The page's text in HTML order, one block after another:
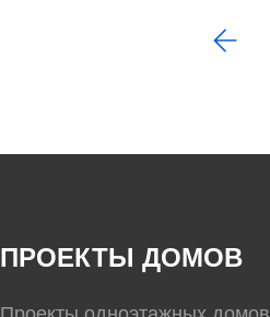
ПРОЕКТЫ ДОМОВ